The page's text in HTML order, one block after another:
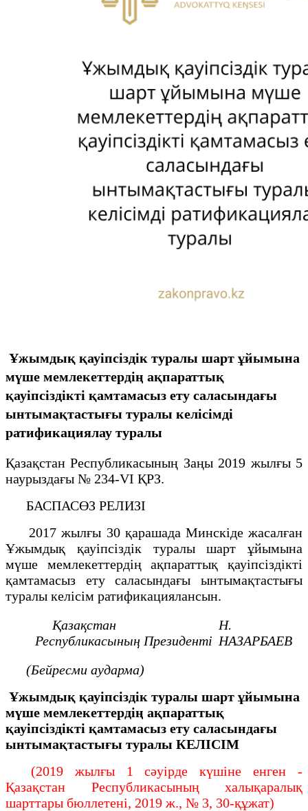
Ұжымдық қауіпсіздік туралы шарт ұйымына
мүше мемлекеттердің ақпараттық
қауіпсіздікті қамтамасыз ету саласындағы
ынтымақтастығы туралы келісімді
ратификациялау туралы
Қазақстан Республикасының Заңы 2019 жылғы 5
наурыздағы № 234-VІ ҚРЗ.
БАСПАСӨЗ РЕЛИЗІ
2017 жылғы 30 қарашада Минскіде жасалған
Ұжымдық қауіпсіздік туралы шарт ұйымына
мүше мемлекеттердің ақпараттық қауіпсіздікті
қамтамасыз ету саласындағы ынтымақтастығы
туралы келісім ратификациялансын.
Қазақстан
Республикасының Президенті
Н.
НАЗАРБАЕВ
(Бейресми аударма)
Ұжымдық қауіпсіздік туралы шарт ұйымына
мүше мемлекеттердің ақпараттық
қауіпсіздікті қамтамасыз ету саласындағы
ынтымақтастығы туралы КЕЛІСІМ
(2019 жылғы 1 сәуірде күшіне енген -
Қазақстан Республикасының халықаралық
шарттары бюллетені, 2019 ж., № 3, 30-құжат)